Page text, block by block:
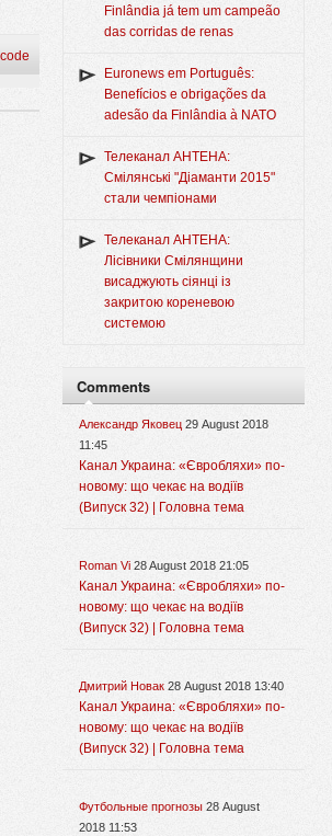
Finlândia já tem um campeão
das corridas de renas
Euronews em Português:
Benefícios e obrigações da
adesão da Finlândia à NATO
Телеканал АНТЕНА:
Смілянські "Діаманти 2015"
стали чемпіонами
Телеканал АНТЕНА:
Лісівники Смілянщини
висаджують сіянці із
закритою кореневою
системою
Comments
Александр Яковец 29 August 2018
11:45
Канал Украина: «Євробляхи» по-
новому: що чекає на водіїв
(Випуск 32) | Головна тема
Roman Vi 28 August 2018 21:05
Канал Украина: «Євробляхи» по-
новому: що чекає на водіїв
(Випуск 32) | Головна тема
Дмитрий Новак 28 August 2018 13:40
Канал Украина: «Євробляхи» по-
новому: що чекає на водіїв
(Випуск 32) | Головна тема
Футбольные прогнозы 28 August
2018 11:53